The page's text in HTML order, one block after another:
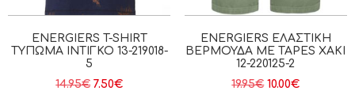
ENERGIERS T-SHIRT
ΤΎΠΩΜΑ ΙΝΤΙΓΚΟ 13-219018-
5
14.95€ 7.50€
ENERGIERS ΕΛΑΣΤΙΚΉ
ΒΕΡΜΟΎΔΑ ΜΕ TAPES ΧΑΚΙ
12-220125-2
19.95€ 10.00€